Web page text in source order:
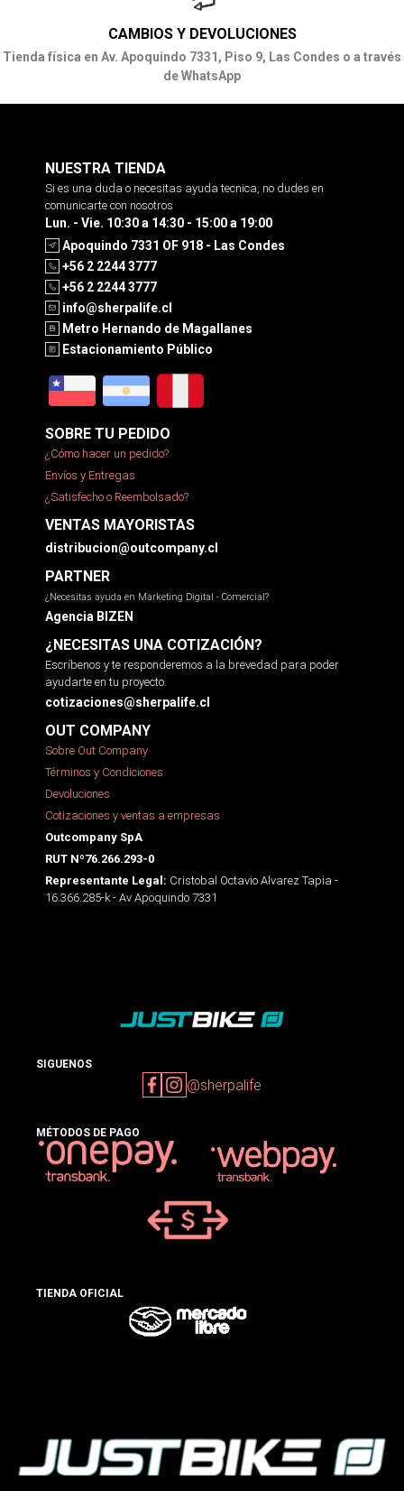
CAMBIOS Y DEVOLUCIONES
Tienda física en Av. Apoquindo 7331, Piso 9, Las Condes o a través
de WhatsApp
NUESTRA TIENDA
Si es una duda o necesitas ayuda tecnica, no dudes en
comunicarte con nosotros
Lun. - Vie. 10:30 a 14:30 - 15:00 a 19:00
Apoquindo 7331 OF 918 - Las Condes
+56 2 2244 3777
+56 2 2244 3777
info@sherpalife.cl
Metro Hernando de Magallanes
Estacionamiento Público
SOBRE TU PEDIDO
¿Cómo hacer un pedido?
Envíos y Entregas
¿Satisfecho o Reembolsado?
VENTAS MAYORISTAS
distribucion@outcompany.cl
PARTNER
¿Necesitas ayuda en Marketing Digital - Comercial?
Agencia BIZEN
¿NECESITAS UNA COTIZACIÓN?
Escríbenos y te responderemos a la brevedad para poder
ayudarte en tu proyecto.
cotizaciones@sherpalife.cl
OUT COMPANY
Sobre Out Company
Términos y Condiciones
Devoluciones
Cotizaciones y ventas a empresas
Outcompany SpA
RUT Nº76.266.293-0
Representante Legal: Cristobal Octavio Alvarez Tapia -
16.366.285-k - Av Apoquindo 7331
SIGUENOS
@sherpalife
MÉTODOS DE PAGO
TIENDA OFICIAL